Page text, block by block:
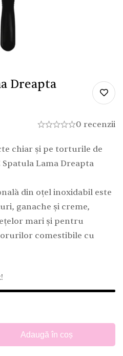
Dreapta
0 recenzii
chiar și pe torturile de
Lama Dreapta
din oțel inoxidabil este
ganache și creme,
mari și pentru
comestibile cu
Adaugă în coș